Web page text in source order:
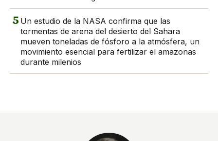
5 Un estudio de la NASA confirma que las
tormentas de arena del desierto del Sahara
mueven toneladas de fósforo a la atmósfera, un
movimiento esencial para fertilizar el amazonas
durante milenios